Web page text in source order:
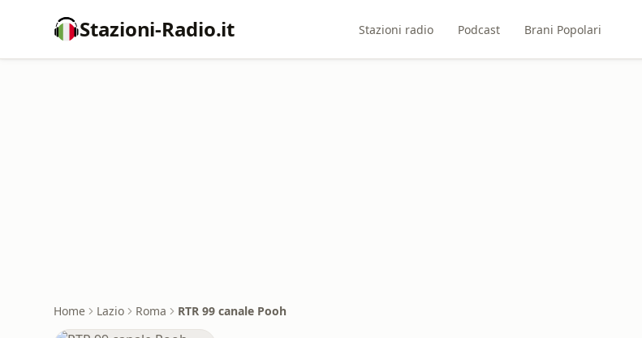
Stazioni-Radio.it Stazioni radio Podcast Brani Popolari
Home Lazio Roma RTR 99 canale Pooh